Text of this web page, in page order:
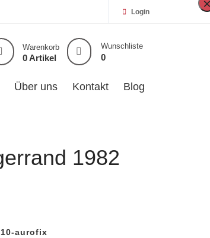
Login
Warenkorb
0 Artikel
Wunschliste
0
Über uns Kontakt Blog
1982
aurofix